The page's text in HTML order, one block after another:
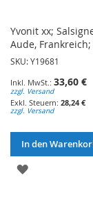
Yvonit xx;
Aude,
SKU: Y19681
33,60 €
zzgl. Versand
28,24 €
zzgl. Versand
In den
ZUR